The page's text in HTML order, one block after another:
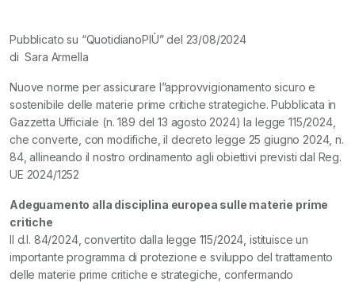
Pubblicato su “QuotidianoPIÙ” del 23/08/2024
di Sara Armella
Nuove norme per assicurare l”approvvigionamento sicuro e
sostenibile delle materie prime critiche strategiche. Pubblicata in
Gazzetta Ufficiale (n. 189 del 13 agosto 2024) la legge 115/2024,
che converte, con modifiche, il decreto legge 25 giugno 2024, n.
84, allineando il nostro ordinamento agli obiettivi previsti dal Reg.
UE 2024/1252
Adeguamento alla disciplina europea sulle materie prime
critiche
Il d.l. 84/2024, convertito dalla legge 115/2024, istituisce un
importante programma di protezione e sviluppo del trattamento
delle materie prime critiche e strategiche, confermando